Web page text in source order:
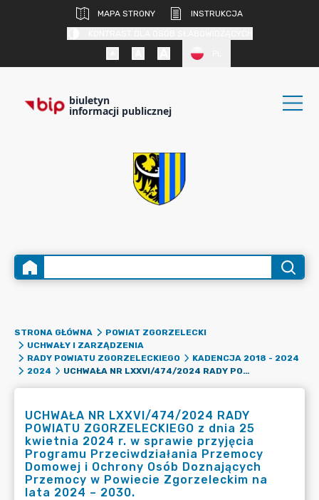
MAPA STRONY
INSTRUKCJA
biuletyn
informacji publicznej
STRONA GŁÓWNA
POWIAT ZGORZELECKI
UCHWAŁY I ZARZĄDZENIA
RADY POWIATU ZGORZELECKIEGO
KADENCJA 2018 - 2024
2024
UCHWAŁA NR LXXVI/474/2024 RADY POWIATU ZGORZELECKIEGO Z DNIA 25 KWIETNIA 2024 R. W SPRAWIE PRZYJĘCIA PROGRAMU PRZECIWDZIAŁANIA PRZEMOCY DOMOWEJ I OCHRONY OSÓB DOZNAJĄCYCH PRZEMOCY W POWIECIE ZGORZELECKIM NA LATA 2024 – 2030.
UCHWAŁA NR LXXVI/474/2024 RADY
POWIATU ZGORZELECKIEGO z dnia 25
kwietnia 2024 r. w sprawie przyjęcia
Programu Przeciwdziałania Przemocy
Domowej i Ochrony Osób Doznających
Przemocy w Powiecie Zgorzeleckim na
lata 2024 – 2030.